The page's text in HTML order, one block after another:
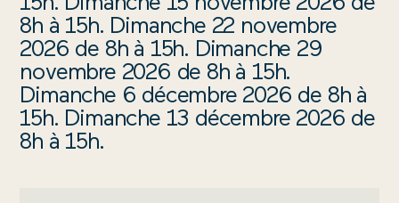
OFFICE
DE
TOURISME
VILLA
8h à 15h. Dimanche 22 novembre
2026 de 8h à 15h. Dimanche 29
novembre 2026 de 8h à 15h.
Dimanche 6 décembre 2026 de 8h à
15h. Dimanche 13 décembre 2026 de
8h à 15h.